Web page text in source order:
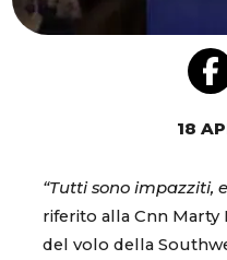
18
“Tutti sono impazziti,
riferito alla Cnn
del volo della